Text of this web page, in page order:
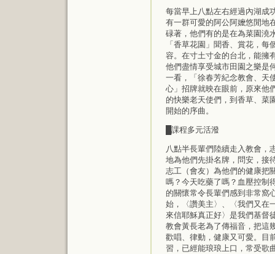
每當早上八點左右經過內湖成
有一群可愛的阿公阿嬤悠閒地
碌著，他們有的是在為菜園澆
「香草花園」聞香、賞花，每
容。在寸土寸金的台北，能擁
他們盡情享受城市田園之樂是
一看，「徐春芳紀念教會、天
心」招牌就映在眼前，原來他
的快樂老天使們，到香草、菜
開始的序曲。
█課程多元活潑
八點半長輩們陸續走入教會，
地為他們先掛名牌，問安，接
志工（會友）為他們的健康把
嗎？今天吃藥了嗎？血壓控
的關懷常令長輩們感到非常窩
始，〈讚美主〉、〈我們又在
來信耶穌真正好〉是我們基督
教會黃長老為了傳福音，把這
歡唱、律動，健康又可愛。目
習，已經能琅琅上口，常受歌